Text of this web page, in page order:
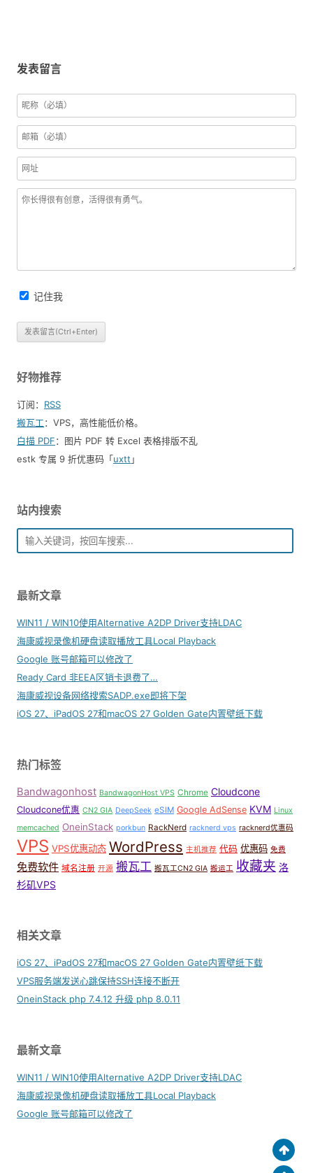
发表留言
记住我
好物推荐
订阅： RSS
搬瓦工：VPS，高性能低价格。️
白描 PDF：图片 PDF 转 Excel 表格排版不乱
estk 专属 9 折优惠码「uxtt 」
站内搜索
最新文章
WIN11 / WIN10使用Alternative A2DP Driver支持LDAC
海康威视录像机硬盘读取播放工具Local Playback
Google 账号邮箱可以修改了
Ready Card 非EEA区销卡退费了…
海康威视设备网络搜索SADP.exe即将下架
iOS 27、iPadOS 27和macOS 27 Golden Gate内置壁纸下载
热门标签
Bandwagonhost BandwagonHost VPS Chrome Cloudcone
Cloudcone优惠 CN2 GIA DeepSeek eSIM Google AdSense KVM Linux
memcached OneinStack porkbun RackNerd racknerd vps racknerd优惠码
VPS VPS优惠动态 WordPress 主机推荐 代码 优惠码 免费
免费软件 域名注册 开源 搬瓦工 搬瓦工CN2 GIA 搬运工 收藏夹 洛
杉矶VPS
相关文章
iOS 27、iPadOS 27和macOS 27 Golden Gate内置壁纸下载
VPS服务端发送心跳保持SSH连接不断开
OneinStack php 7.4.12 升级 php 8.0.11
最新文章
WIN11 / WIN10使用Alternative A2DP Driver支持LDAC
海康威视录像机硬盘读取播放工具Local Playback
Google 账号邮箱可以修改了